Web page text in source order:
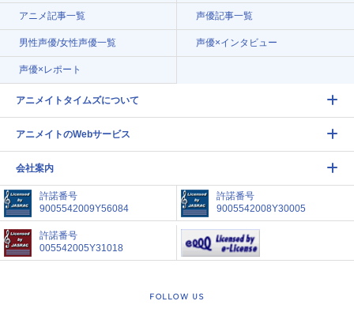
アニメ記事一覧 声優記事一覧
男性声優/女性声優一覧 声優×インタビュー
声優×レポート
アニメイトタイムズについて
アニメイトのWebサービス
会社案内
許諾番号
9005542009Y56084
許諾番号
9005542008Y30005
許諾番号
005542005Y31018
FOLLOW US